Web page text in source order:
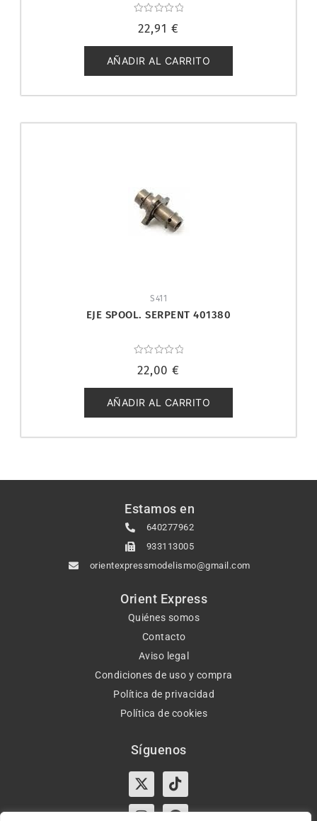
con
de
5
22,91 €
AÑADIR AL CARRITO
S411
EJE SPOOL. SERPENT 401380
con
de
5
22,00 €
AÑADIR AL CARRITO
Estamos en
640277962
933113005
orientexpressmodelismo@gmail.com
Orient Express
Quiénes somos
Contacto
Aviso legal
Condiciones de uso y compra
Política de privacidad
Política de cookies
Síguenos
X-
twitter
Tiktok
InstagramFacebook